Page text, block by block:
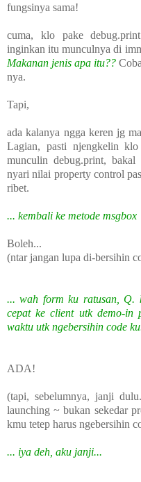
fungsinya sama!
cuma, klo pake
inginkan itu munculnya di
Makanan jenis apa itu??
nya.
Tapi,
ada kalanya ngga keren jg
Lagian, pasti njengkelin
munculin debug.print,
nyari nilai property control
ribet.
... kembali ke metode msgbox
Boleh...
(ntar jangan lupa di-bersihin
... wah form ku ratusan, Q.
cepat ke client utk demo-in
waktu utk ngebersihin code
ADA!
(tapi, sebelumnya, janji
launching ~ bukan sekedar
kmu tetep harus ngebersihin
... iya deh, aku janji...